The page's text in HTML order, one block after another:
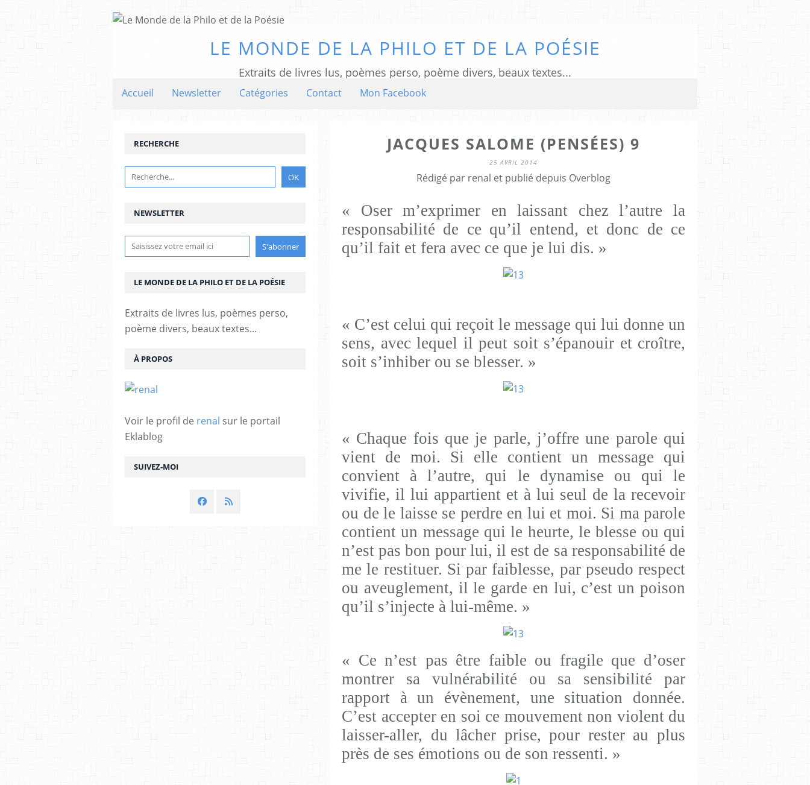
LE MONDE DE LA PHILO ET DE LA POÉSIE
Extraits de livres lus, poèmes perso, poème divers, beaux textes...
Accueil Newsletter Catégories Contact Mon Facebook
JACQUES SALOME (PENSÉES) 9
25 AVRIL 2014
Rédigé par renal et publié depuis Overblog
« Oser m’exprimer en laissant chez l’autre la
responsabilité de ce qu’il entend, et donc de ce
qu’il fait et fera avec ce que je lui dis. »
« C’est celui qui reçoit le message qui lui donne un
sens, avec lequel il peut soit s’épanouir et croître,
soit s’inhiber ou se blesser. »
« Chaque fois que je parle, j’offre une parole qui
vient de moi. Si elle contient un message qui
convient à l’autre, qui le dynamise ou qui le
vivifie, il lui appartient et à lui seul de la recevoir
ou de le laisse se perdre en lui et moi. Si ma parole
contient un message qui le heurte, le blesse ou qui
n’est pas bon pour lui, il est de sa responsabilité de
me le restituer. Si par faiblesse, par pseudo respect
ou aveuglement, il le garde en lui, c’est un poison
qu’il s’injecte à lui-même. »
« Ce n’est pas être faible ou fragile que d’oser
montrer sa vulnérabilité ou sa sensibilité par
rapport à un évènement, une situation donnée.
C’est accepter en soi ce mouvement non violent du
laisser-aller, du lâcher prise, pour rester au plus
près de ses émotions ou de son ressenti. »
NEWSLETTER
SUIVEZ-MOI
RECHERCHE
LE MONDE DE LA PHILO ET DE LA POÉSIE
Extraits de livres lus, poèmes perso,
poème divers, beaux textes...
À PROPOS
Voir le profil de renal sur le portail
Eklablog